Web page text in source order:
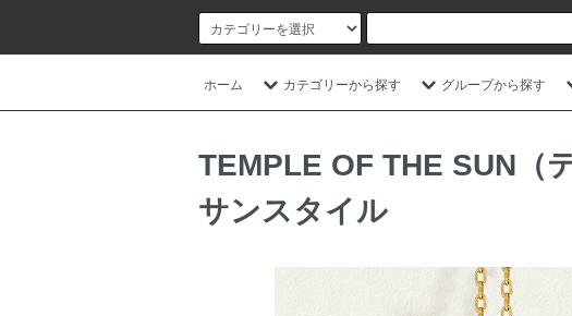
ホーム カテゴリーから探す グループから探す
TEMPLE OF THE SUN（
サンスタイル